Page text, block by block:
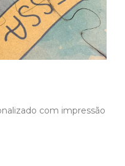
com impressão